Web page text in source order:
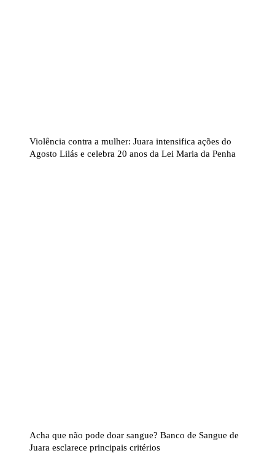
Violência contra a mulher: Juara intensifica ações do
Agosto Lilás e celebra 20 anos da Lei Maria da Penha
Acha que não pode doar sangue? Banco de Sangue de
Juara esclarece principais critérios